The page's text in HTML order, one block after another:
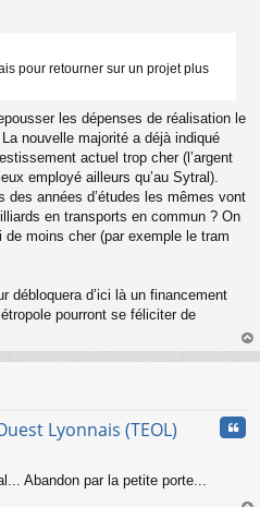
pour retourner sur un projet plus
les dépenses de réalisation le
nouvelle majorité a déjà indiqué
actuel trop cher (l’argent
employé ailleurs qu’au Sytral).
des années d’études les mêmes vont
en transports en commun ? On
de moins cher (par exemple le tram
débloquera d’ici là un financement
pourront se féliciter de
au
Lyonnais (TEOL)
Abandon par la petite porte...